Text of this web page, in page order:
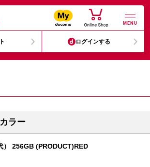
MENU
ログインする
ラー
） 256GB (PRODUCT)RED